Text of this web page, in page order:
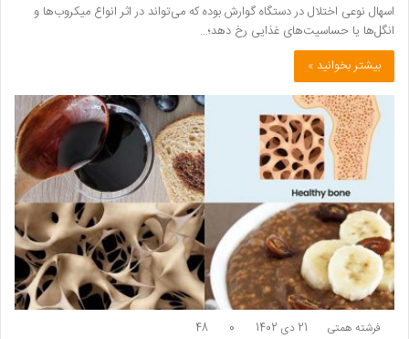
اسهال نوعی اختلال در دستگاه گوارش بوده که می‌تواند در اثر انواع میکروب‌ها و
انگل‌ها یا حساسیت‌های غذایی رخ دهد؛…
بیشتر بخوانید »
فرشته همتی 21 دی 1402 0
48